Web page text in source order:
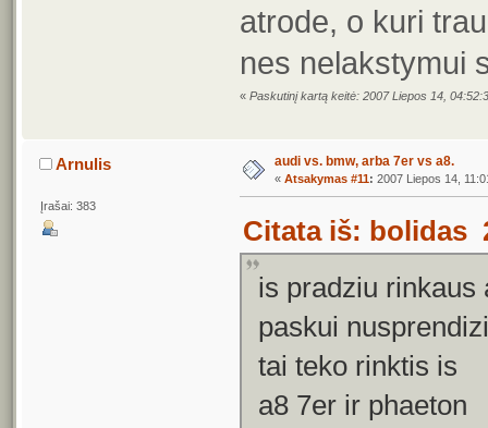
atrode, o kuri
nes nelakstymui
« Paskutinį kartą keitė: 2007 Liepos 14,
Arnulis
Įrašai: 383
audi vs. bmw, arba 7er vs a8.
« Atsakymas #11: 2007 Liepos 14,
Citata iš: bolidas
is pradziu
paskui
tai teko rinktis is
a8 7er ir phaeton